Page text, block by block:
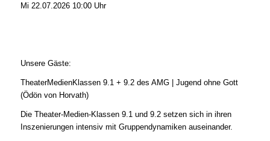
Mi 22.07.2026 10:00 Uhr
Unsere Gäste:
TheaterMedienKlassen 9.1 + 9.2 des AMG | Jugend ohne Gott
(Ödön von Horvath)
Die Theater-Medien-Klassen 9.1 und 9.2 setzen sich in ihren
Inszenierungen intensiv mit Gruppendynamiken auseinander.